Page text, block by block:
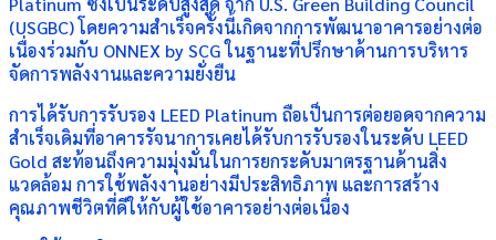
(USGBC) โดยความสำเร็จครั้งนี้เกิดจากการพัฒนาอาคารอย่างต่อ
เนื่องร่วมกับ ONNEX by SCG ในฐานะที่ปรึกษาด้านการบริหาร
จัดการพลังงานและความยั่งยืน
การได้รับการรับรอง LEED Platinum ถือเป็นการต่อยอดจากความ
สำเร็จเดิมที่อาคารรัจนาการเคยได้รับการรับรองในระดับ LEED
Gold สะท้อนถึงความมุ่งมั่นในการยกระดับมาตรฐานด้านสิ่ง
แวดล้อม การใช้พลังงานอย่างมีประสิทธิภาพ และการสร้าง
คุณภาพชีวิตที่ดีให้กับผู้ใช้อาคารอย่างต่อเนื่อง